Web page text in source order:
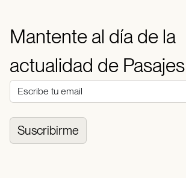
Mantente al día de la
actualidad de Pasajes
Suscribirme